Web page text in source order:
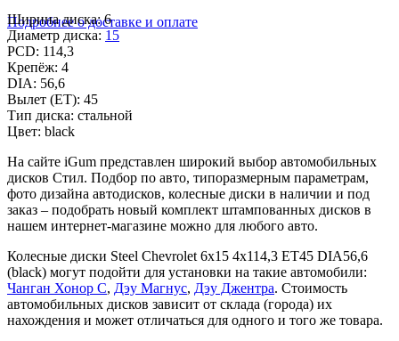
Подробнее о доставке и оплате
Ширина диска:6
Диаметр диска: 15
PCD: 114,3
Крепёж: 4
DIA: 56,6
Вылет (ET): 45
Тип диска: стальной
Цвет: black
На сайте iGum представлен широкий выбор автомобильных
дисков Стил. Подбор по авто, типоразмерным параметрам,
фото дизайна автодисков, колесные диски в наличии и под
заказ – подобрать новый комплект штампованных дисков в
нашем интернет-магазине можно для любого авто.
Колесные диски Steel Chevrolet 6x15 4x114,3 ET45 DIA56,6
(black) могут подойти для установки на такие автомобили:
Чанган Хонор С, Дэу Магнус, Дэу Джентра. Стоимость
автомобильных дисков зависит от склада (города) их
нахождения и может отличаться для одного и того же товара.